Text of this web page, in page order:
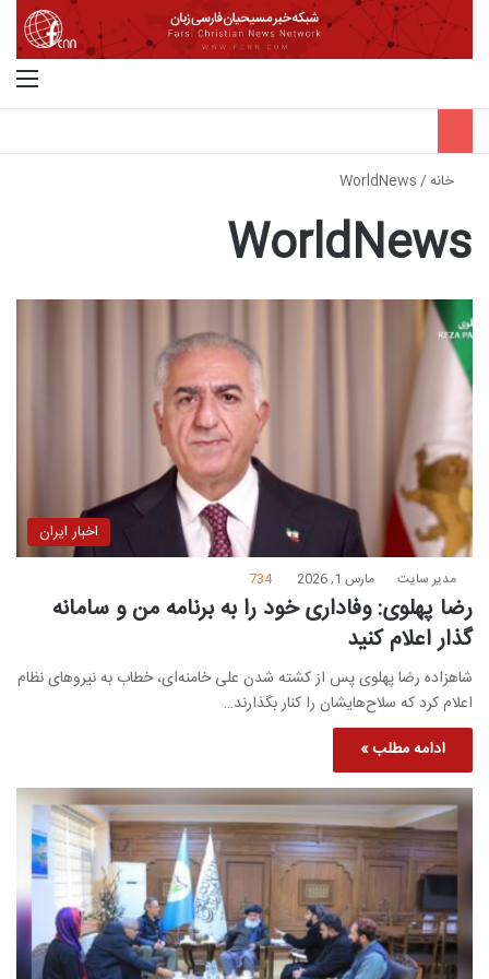
خانه/
WorldNews
WorldNews
اخبار ایران
مدیر سایت مارس 1, 2026 734
رضا پهلوی: وفاداری خود را به برنامه من و سامانه
گذار اعلام کنید
شاهزاده رضا پهلوی پس از کشته شدن علی خامنه‌ای، خطاب به نیروهای نظام
اعلام کرد که سلاح‌هایشان را کنار بگذارند…
ادامه مطلب »